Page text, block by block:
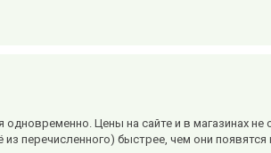
Цены на сайте и в магазинах не
перечисленного) быстрее, чем они появятся